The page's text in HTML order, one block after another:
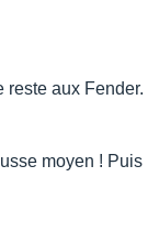
reste aux Fender.
moyen ! Puis